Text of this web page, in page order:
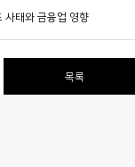
사태와 금융업 영향
목록